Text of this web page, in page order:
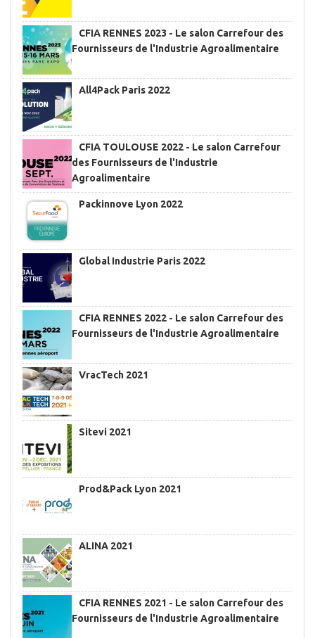
CFIA RENNES 2023 - Le salon Carrefour des
Fournisseurs de l'Industrie Agroalimentaire
All4Pack Paris 2022
CFIA TOULOUSE 2022 - Le salon Carrefour
des Fournisseurs de l'Industrie
Agroalimentaire
Packinnove Lyon 2022
Global Industrie Paris 2022
CFIA RENNES 2022 - Le salon Carrefour des
Fournisseurs de l'Industrie Agroalimentaire
VracTech 2021
Sitevi 2021
Prod&Pack Lyon 2021
ALINA 2021
CFIA RENNES 2021 - Le salon Carrefour des
Fournisseurs de l'Industrie Agroalimentaire